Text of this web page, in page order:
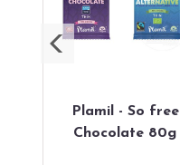
Plamil - So free
Chocolate 80g